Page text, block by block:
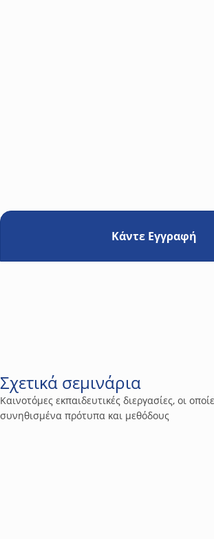
Κάντε Εγγραφή
Σχετικά σεμινάρια
Καινοτόμες εκπαιδευτικές διεργασίες, οι
συνηθισμένα πρότυπα και μεθόδους